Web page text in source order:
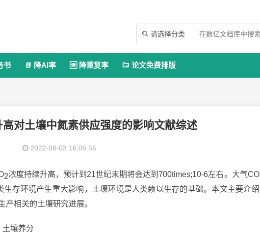
 请选择分类
书  降AI率  降重复率  论文免费排版
对土壤中氮素供应强度的影响文献综述
2022-08-03 16:06:56
2浓度持续升高，预计到21世纪末期将会达到700times;10-6左右。大气CO
存环境产生重大影响，土壤环境是人类赖以生存的基础。本文主要介绍
产相关的土壤研究进展。
土壤养分